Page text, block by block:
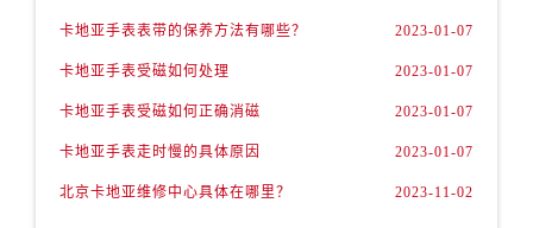
卡地亚手表表带的保养方法有哪些？ 2023-01-07
卡地亚手表受磁如何处理 2023-01-07
卡地亚手表受磁如何正确消磁 2023-01-07
卡地亚手表走时慢的具体原因 2023-01-07
北京卡地亚维修中心具体在哪里？ 2023-11-02